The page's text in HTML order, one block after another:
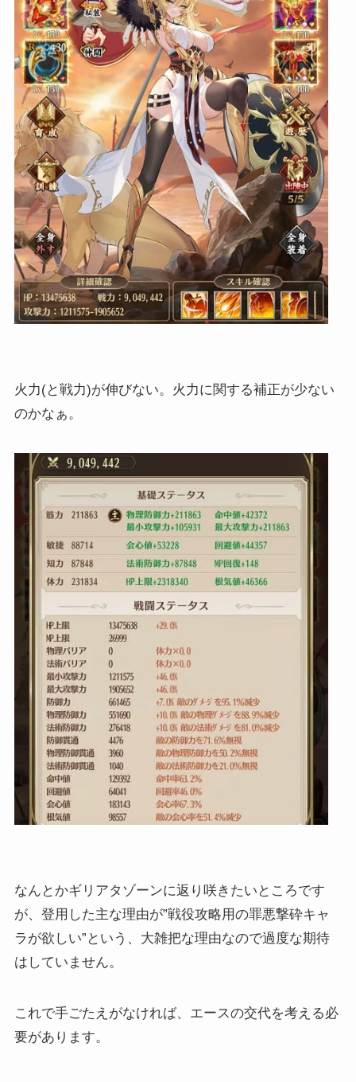
火力(と戦力)が伸びない。火力に関する補正が少ない
のかなぁ。
なんとかギリアタゾーンに返り咲きたいところです
が、登用した主な理由が”戦役攻略用の罪悪撃砕キャ
ラが欲しい”という、大雑把な理由なので過度な期待
はしていません。
これで手ごたえがなければ、エースの交代を考える必
要があります。